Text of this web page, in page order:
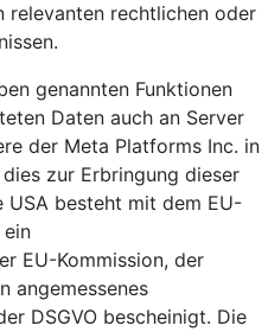
rechtlichen oder
genannten Funktionen
Daten auch an Server
der Meta Platforms Inc. in
zur Erbringung dieser
USA besteht mit dem EU-
ein
EU-Kommission, der
angemessenes
DSGVO bescheinigt. Die